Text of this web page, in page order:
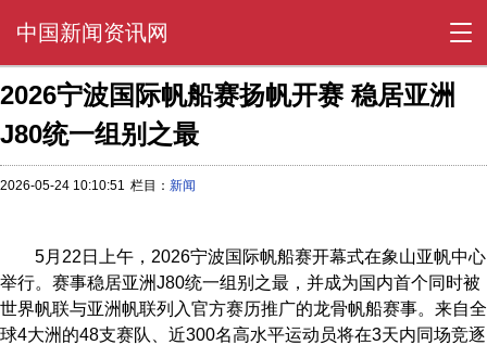
中国新闻资讯网
2026宁波国际帆船赛扬帆开赛 稳居亚洲
J80统一组别之最
2026-05-24 10:10:51 栏目： 新闻
5月22日上午，2026宁波国际帆船赛开幕式在象山亚帆中心
举行。赛事稳居亚洲J80统一组别之最，并成为国内首个同时被
世界帆联与亚洲帆联列入官方赛历推广的龙骨帆船赛事。来自全
球4大洲的48支赛队、近300名高水平运动员将在3天内同场竞逐